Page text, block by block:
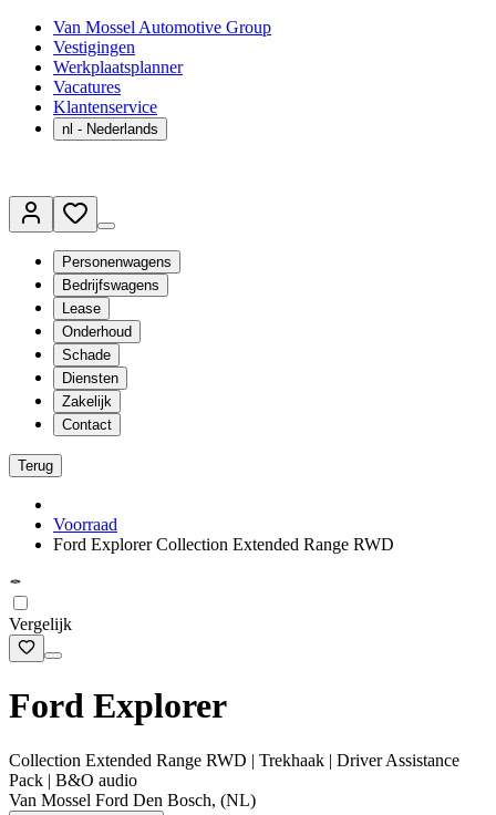
Van Mossel Automotive Group
Vestigingen
Werkplaatsplanner
Vacatures
Klantenservice
nl - Nederlands
Personenwagens
Bedrijfswagens
Lease
Onderhoud
Schade
Diensten
Zakelijk
Contact
Terug
Voorraad
Ford Explorer Collection Extended Range RWD
Vergelijk
Ford Explorer
Collection Extended Range RWD | Trekhaak | Driver Assistance
Pack | B&O audio
Van Mossel Ford Den Bosch, (NL)